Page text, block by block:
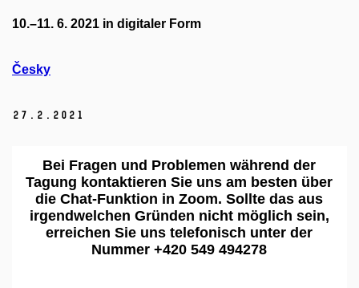
10.–11. 6. 2021 in digitaler Form
Česky
27. 2. 2021
Bei Fragen und Problemen während der
Tagung kontaktieren Sie uns am besten über
die Chat-Funktion in Zoom. Sollte das aus
irgendwelchen Gründen nicht möglich sein,
erreichen Sie uns telefonisch unter der
Nummer +420 549 494278